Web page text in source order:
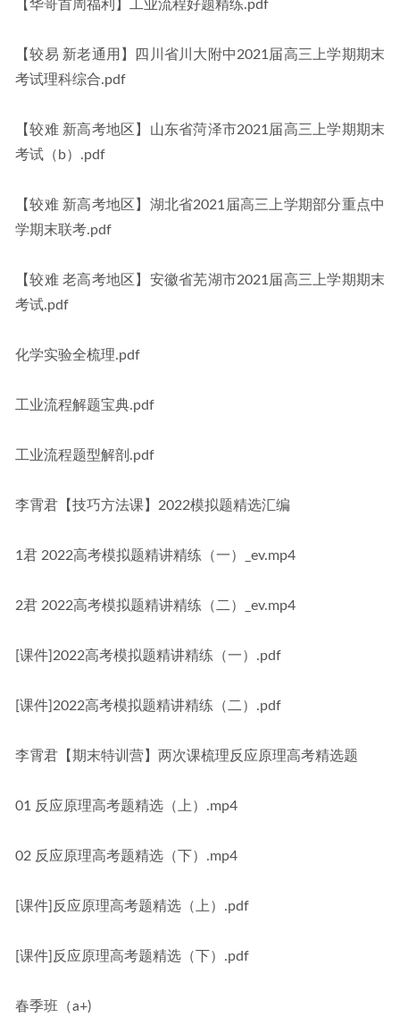
【华哥首周福利】工业流程好题精练.pdf
【较易 新老通用】四川省川大附中2021届高三上学期期末
考试理科综合.pdf
【较难 新高考地区】山东省菏泽市2021届高三上学期期末
考试（b）.pdf
【较难 新高考地区】湖北省2021届高三上学期部分重点中
学期末联考.pdf
【较难 老高考地区】安徽省芜湖市2021届高三上学期期末
考试.pdf
化学实验全梳理.pdf
工业流程解题宝典.pdf
工业流程题型解剖.pdf
李霄君【技巧方法课】2022模拟题精选汇编
1君 2022高考模拟题精讲精练（一）_ev.mp4
2君 2022高考模拟题精讲精练（二）_ev.mp4
[课件]2022高考模拟题精讲精练（一）.pdf
[课件]2022高考模拟题精讲精练（二）.pdf
李霄君【期末特训营】两次课梳理反应原理高考精选题
01 反应原理高考题精选（上）.mp4
02 反应原理高考题精选（下）.mp4
[课件]反应原理高考题精选（上）.pdf
[课件]反应原理高考题精选（下）.pdf
春季班（a+)